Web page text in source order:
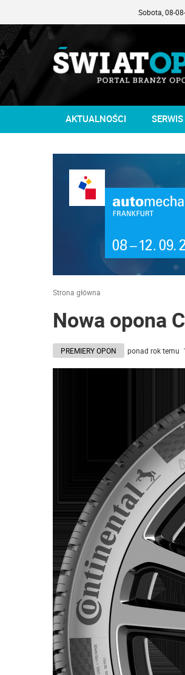
Sobota, 08-08-2026• DO
AKTUALNOŚCI
Strona główna
Nowa opona
PREMIERY OPON ponad rok temu